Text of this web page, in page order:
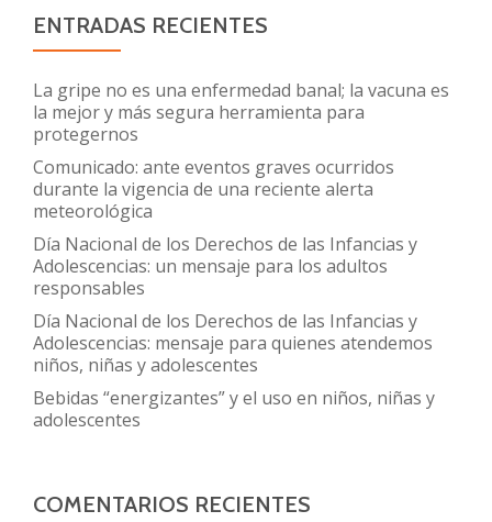
ENTRADAS RECIENTES
La gripe no es una enfermedad banal; la vacuna es
la mejor y más segura herramienta para
protegernos
Comunicado: ante eventos graves ocurridos
durante la vigencia de una reciente alerta
meteorológica
Día Nacional de los Derechos de las Infancias y
Adolescencias: un mensaje para los adultos
responsables
Día Nacional de los Derechos de las Infancias y
Adolescencias: mensaje para quienes atendemos
niños, niñas y adolescentes
Bebidas “energizantes” y el uso en niños, niñas y
adolescentes
COMENTARIOS RECIENTES